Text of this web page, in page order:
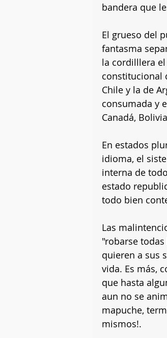
bandera que
El grueso del
fantasma
la cordilllera
constitucional
Chile y la de
consumada y
Canadá,
En estados
idioma, el
interna de
estado
todo bien
Las
"robarse
quieren a sus
vida. Es más,
que hasta
aun no se
mapuche,
mismos!.